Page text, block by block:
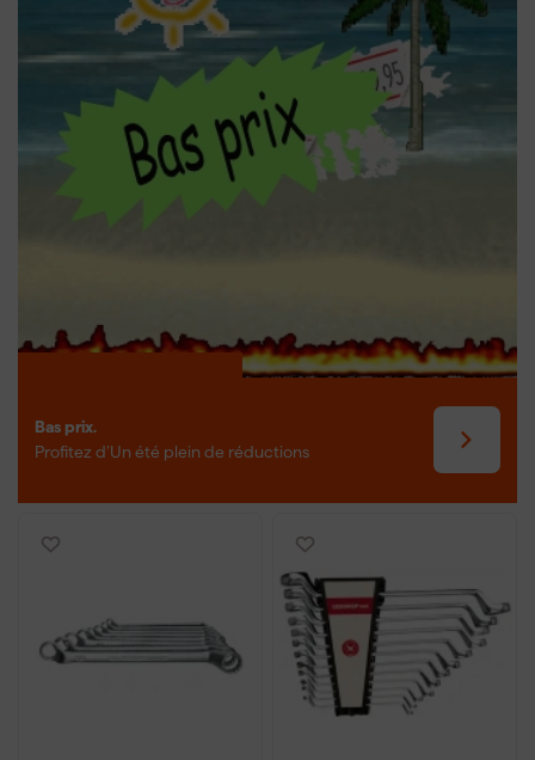
Bas prix.
Profitez d’Un été plein de réductions